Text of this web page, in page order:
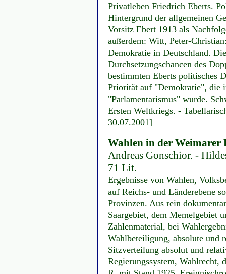
Privatleben Friedrich Eberts.
Hintergrund der allgemeinen
Vorsitz Ebert 1913 als
außerdem: Witt, Peter-
Demokratie in Deutschland.
Durchsetzungschancen des
bestimmten Eberts politisches
Priorität auf "Demokratie", die
"Parlamentarismus" wurde.
Ersten Weltkriegs. -
30.07.2001]
Wahlen in der Weimarer
Andreas Gonschior. -
71 Lit.
Ergebnisse von Wahlen,
auf Reichs- und Länderebene
Provinzen. Aus rein
Saargebiet, dem Memelgebiet
Zahlenmaterial, bei
Wahlbeteiligung, absolute und
Sitzverteilung absolut und
Regierungssystem, Wahlrecht,